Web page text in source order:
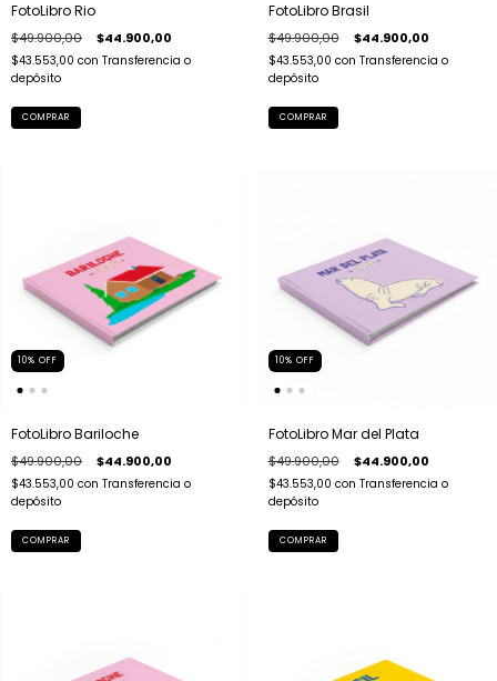
FotoLibro Rio
$49.900,00 $44.900,00
$43.553,00 con Transferencia o
depósito
COMPRAR
FotoLibro Brasil
$49.900,00 $44.900,00
$43.553,00 con Transferencia o
depósito
COMPRAR
10% OFF
FotoLibro Bariloche
$49.900,00 $44.900,00
$43.553,00 con Transferencia o
depósito
COMPRAR
10% OFF
FotoLibro Mar del Plata
$49.900,00 $44.900,00
$43.553,00 con Transferencia o
depósito
COMPRAR